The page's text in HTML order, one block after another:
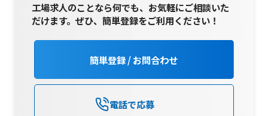
工場求人のことなら何でも、お気軽にご相談いた
だけます。ぜひ、簡単登録をご利用ください！
簡単登録 / お問合わせ
電話で応募